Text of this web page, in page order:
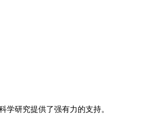
研究提供了强有力的支持。